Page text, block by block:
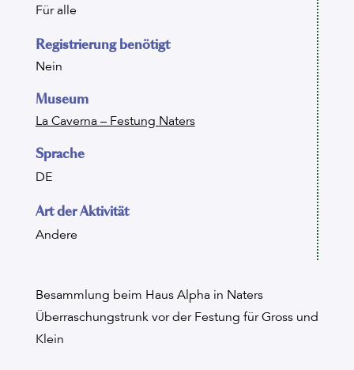
Für alle
Registrierung benötigt
Nein
Museum
La Caverna – Festung Naters
Sprache
DE
Art der Aktivität
Andere
Besammlung beim Haus Alpha in Naters
Überraschungstrunk vor der Festung für Gross und
Klein